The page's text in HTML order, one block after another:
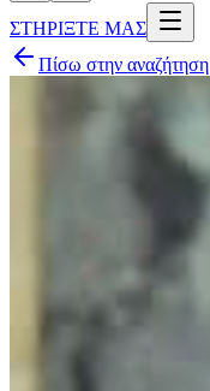
ΣΤΗΡΙΞΤΕ ΜΑΣ
Πίσω στην αναζήτηση